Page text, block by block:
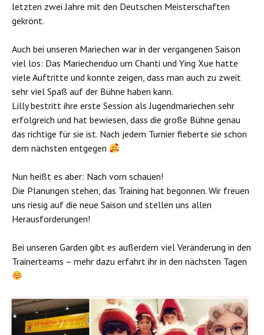
letzten zwei Jahre mit den Deutschen Meisterschaften
gekrönt.
Auch bei unseren Mariechen war in der vergangenen Saison
viel los: Das Mariechenduo um Chanti und Ying Xue hatte
viele Auftritte und konnte zeigen, dass man auch zu zweit
sehr viel Spaß auf der Bühne haben kann.
Lilly bestritt ihre erste Session als Jugendmariechen sehr
erfolgreich und hat bewiesen, dass die große Bühne genau
das richtige für sie ist. Nach jedem Turnier fieberte sie schon
dem nächsten entgegen
Nun heißt es aber: Nach vorn schauen!
Die Planungen stehen, das Training hat begonnen. Wir freuen
uns riesig auf die neue Saison und stellen uns allen
Herausforderungen!
Bei unseren Garden gibt es außerdem viel Veränderung in den
Trainerteams – mehr dazu erfahrt ihr in den nächsten Tagen